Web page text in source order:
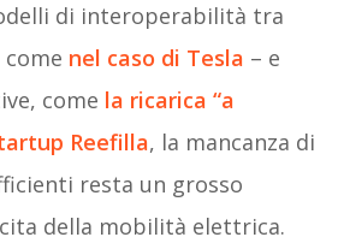
di interoperabilità tra
nel caso di Tesla – e
come la ricarica “a
Reefilla, la mancanza di
resta un grosso
della mobilità elettrica.